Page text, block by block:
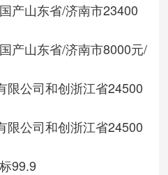
国产山东省/济南市23400
国产山东省/济南市8000元/
限公司和创浙江省24500
限公司和创浙江省24500
99.9